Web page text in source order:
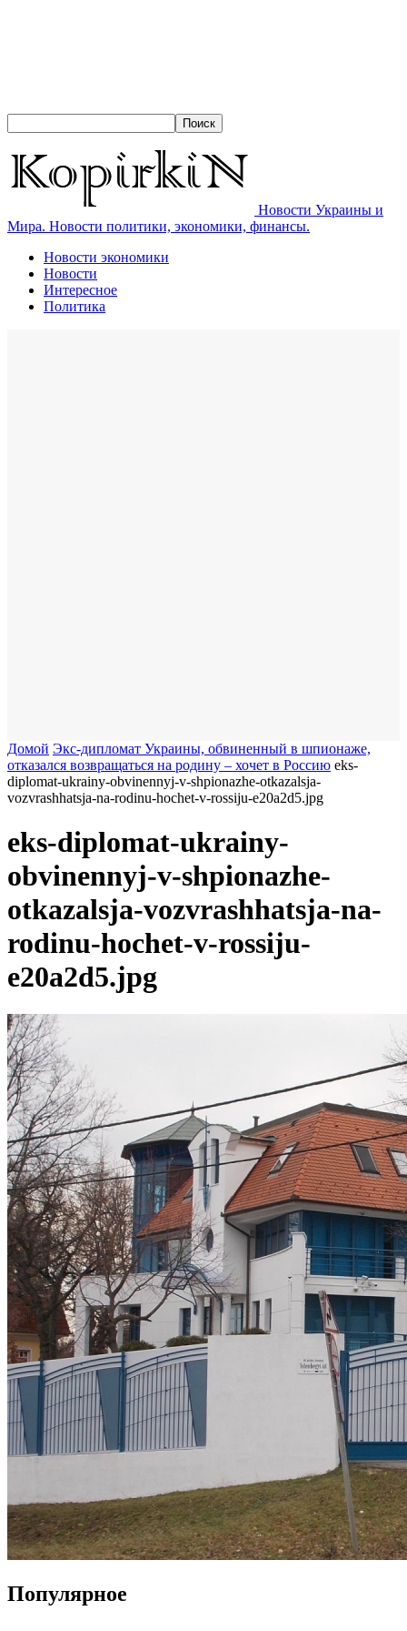
Новости Украины и
Мира. Новости политики, экономики, финансы.
Новости экономики
Новости
Интересное
Политика
Домой Экс-дипломат Украины, обвиненный в шпионаже,
отказался возвращаться на родину – хочет в Россию eks-
diplomat-ukrainy-obvinennyj-v-shpionazhe-otkazalsja-
vozvrashhatsja-na-rodinu-hochet-v-rossiju-e20a2d5.jpg
eks-diplomat-ukrainy-
obvinennyj-v-shpionazhe-
otkazalsja-vozvrashhatsja-na-
rodinu-hochet-v-rossiju-
e20a2d5.jpg
Популярное